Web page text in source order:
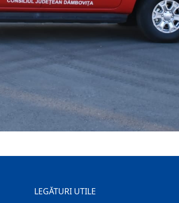
LEGĂTURI UTILE